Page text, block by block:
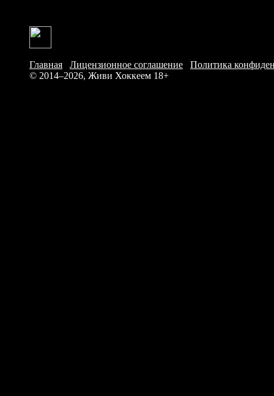
Главная Лицензионное соглашение
Политика
© 2014–2026, Живи Хоккеем 18+